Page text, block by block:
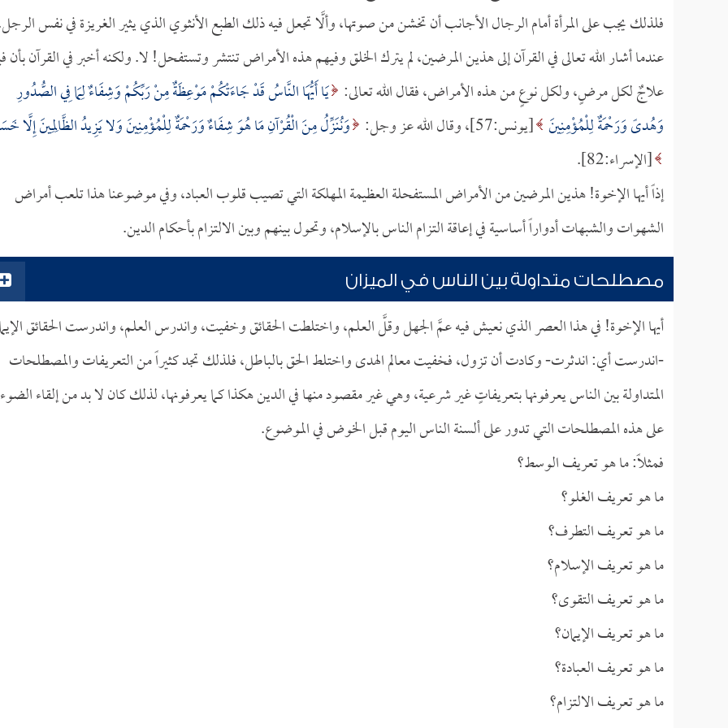
فلذلك يجب على المرأة أمام الرجال الأجانب أن تخشن من صوتها، وألَّا تجعل فيه ذلك الطبع الأنثوي الذي يثير الغريزة في نفس
عندما أشار الله تعالى في القرآن إلى هذين المرضين، لم يترك الخلق وفيهم هذه الأمراض تنتشر وتستفحل! لا. ولكنه أخبر في القرآن بأن
علاجٌ لكل مرضٍ، ولكل نوعٍ من هذه الأمراض، فقال الله تعالى: يَا أَيُّهَا النَّاسُ قَدْ جَاءَتْكُمْ مَوْعِظَةٌ مِنْ رَبِّكُمْ وَشِفَاءٌ لِمَا فِي الصُّدُورِ
وَهُدىً وَرَحْمَةٌ لِلْمُؤْمِنِينَ [يونس:57]، وقال الله عز وجل:
وَنُنَزِّلُ مِنَ الْقُرْآنِ مَا هُوَ شِفَاءٌ وَرَحْمَةٌ لِلْمُؤْمِنِينَ وَلا يَزِيدُ الظَّالِمِينَ إِلَّا
[الإسراء:82].
إذاً أيها الإخوة! هذين المرضين من الأمراض المستفحلة العظيمة المهلكة التي تصيب قلوب العباد، وفي موضوعنا هذا تلعب أمراض
الشهوات والشبهات أدواراً أساسية في إعاقة التزام الناس بالإسلام، وتحول بينهم وبين الالتزام بأحكام الدين.
مصطلحات متداولة بين الناس في الميزان
أيها الإخوة! في هذا العصر الذي نعيش فيه عمَّ الجهل وقلَّ العلم، واختلطت الحقائق وخفيت، واندرس العلم، واندرست الحقائق
-اندرست أي: اندثرت- وكادت أن تزول، فخفيت معالم الهدى واختلط الحق بالباطل، فلذلك تجد كثيراً من التعريفات والمصطلحات
المتداولة بين الناس يعرفونها بتعريفاتٍ غير شرعية، وهي غير مقصود منها في الدين هكذا كما يعرفونها، لذلك كان لا بد من إلقاء الضوء
على هذه المصطلحات التي تدور على ألسنة الناس اليوم قبل الخوض في الموضوع.
فمثلاً: ما هو تعريف الوسط؟
ما هو تعريف الغلو؟
ما هو تعريف التطرف؟
ما هو تعريف الإسلام؟
ما هو تعريف التقوى؟
ما هو تعريف الإيمان؟
ما هو تعريف العبادة؟
ما هو تعريف الالتزام؟